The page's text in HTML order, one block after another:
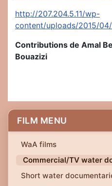
FILM MENU
WaA films
Commercial/TV water
Short water
http://207.204.5.11/wp-
content/uploads/2015/04/
Contributions de Amal
Bouazizi